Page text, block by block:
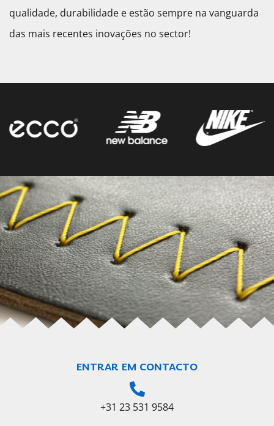
qualidade, durabilidade e estão sempre na vanguarda
das mais recentes inovações no sector!
ENTRAR EM CONTACTO
+31 23 531 9584